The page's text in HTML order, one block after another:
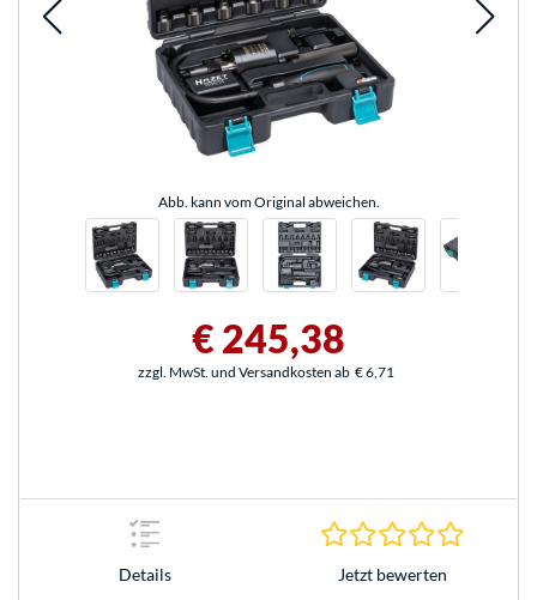
Abb. kann vom Original abweichen.
€ 245,38
zzgl. MwSt. und Versandkosten ab € 6,71
Details Jetzt bewerten